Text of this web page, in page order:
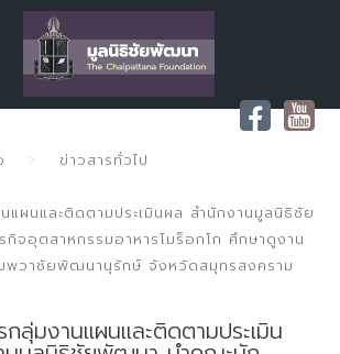
ข่าวสารทั่วไป
แผนและติดตามประเมินผล สำนักงานมูลนิธิชัย
จอุตสาหกรรมอาหารโมร็อกโก ศึกษาดูงาน
พวาชัยพัฒนานุรักษ์ จังหวัดสมุทรสงคราม
ลุ่มงานแผนและติดตามประเมิน